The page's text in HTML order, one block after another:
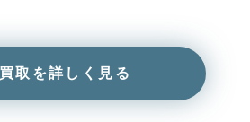
取を詳しく見る